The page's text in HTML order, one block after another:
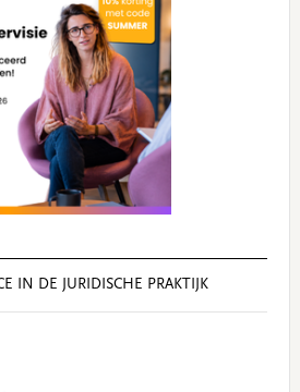
IN DE JURIDISCHE PRAKTIJK